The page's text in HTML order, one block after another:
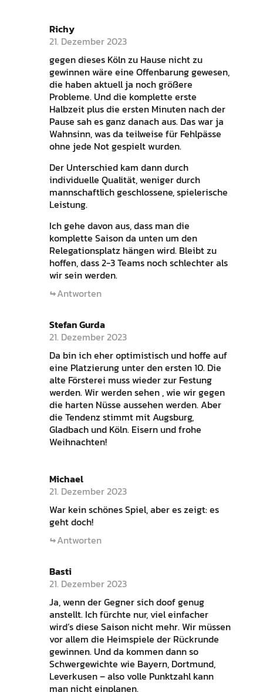
Richy
21. Dezember 2023
gegen dieses Köln zu Hause nicht zu
gewinnen wäre eine Offenbarung gewesen,
die haben aktuell ja noch größere
Probleme. Und die komplette erste
Halbzeit plus die ersten Minuten nach der
Pause sah es ganz danach aus. Das war ja
Wahnsinn, was da teilweise für Fehlpässe
ohne jede Not gespielt wurden.
Der Unterschied kam dann durch
individuelle Qualität, weniger durch
mannschaftlich geschlossene, spielerische
Leistung.
Ich gehe davon aus, dass man die
komplette Saison da unten um den
Relegationsplatz hängen wird. Bleibt zu
hoffen, dass 2-3 Teams noch schlechter als
wir sein werden.
Antworten
Stefan Gurda
21. Dezember 2023
Da bin ich eher optimistisch und hoffe auf
eine Platzierung unter den ersten 10. Die
alte Försterei muss wieder zur Festung
werden. Wir werden sehen , wie wir gegen
die harten Nüsse aussehen werden. Aber
die Tendenz stimmt mit Augsburg,
Gladbach und Köln. Eisern und frohe
Weihnachten!
Michael
21. Dezember 2023
War kein schönes Spiel, aber es zeigt: es
geht doch!
Antworten
Basti
21. Dezember 2023
Ja, wenn der Gegner sich doof genug
anstellt. Ich fürchte nur, viel einfacher
wird’s diese Saison nicht mehr. Wir müssen
vor allem die Heimspiele der Rückrunde
gewinnen. Und da kommen dann so
Schwergewichte wie Bayern, Dortmund,
Leverkusen – also volle Punktzahl kann
man nicht einplanen.